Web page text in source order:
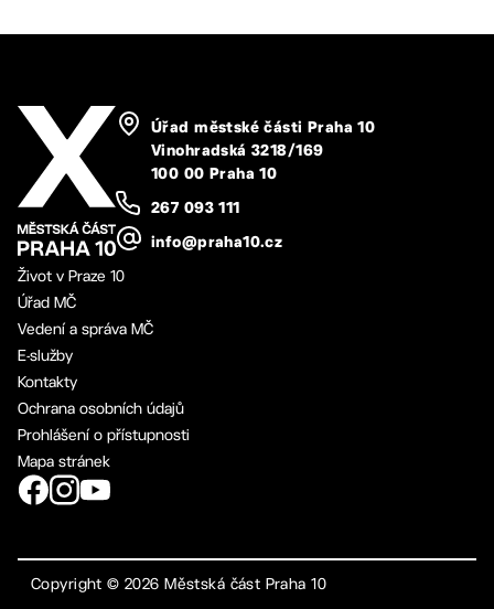
Úřad městské části Praha 10
Vinohradská 3218/169
100 00 Praha 10
267 093 111
info@praha10.cz
Život v Praze 10
Úřad MČ
Vedení a správa MČ
E-služby
Kontakty
Ochrana osobních údajů
Prohlášení o přístupnosti
Mapa stránek
Copyright ©2026 Městská část Praha 10